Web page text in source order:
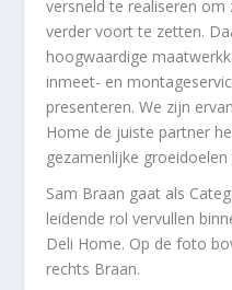
versneld te realiseren
verder voort te zetten.
hoogwaardige
inmeet- en
presenteren. We zijn
Home de juiste partner
gezamenlijke groeidoelen
Sam Braan gaat als
leidende rol vervullen
Deli Home. Op de foto
rechts Braan.